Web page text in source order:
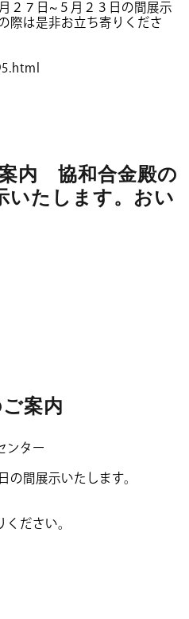
２７日~５月２３日の間展示
際は是非お立ち寄りくださ
内 協和合金殿の
いたします。おい
案内
ンター
間展示いたします。
ださい。